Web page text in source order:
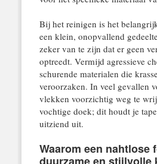
Bij het reinigen is het
een klein, onopvallend
zeker van te zijn dat er geen
optreedt. Vermijd agressieve
schurende materialen die
veroorzaken. In veel gevallen
vlekken voorzichtig weg te
vochtige doek; dit houdt je
uitziend uit.
Waarom een nahtlose